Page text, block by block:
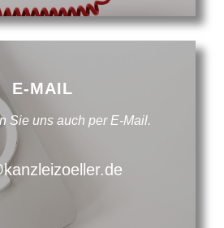
E-MAIL
Sie uns auch per E-Mail.